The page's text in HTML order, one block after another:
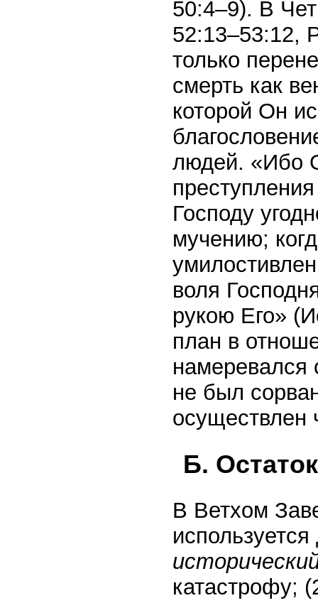
50:4–9). В
52:13–53:12,
только
смерть как
которой Он
людей. «Ибо
Господу
мучению;
воля
рукою Его»
план в
намеревался
не был
осуществлен
Б.
В Ветхом
катастрофу;